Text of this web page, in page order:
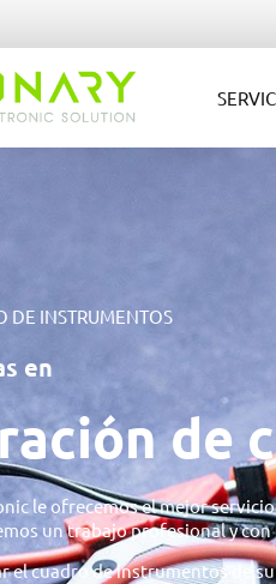
DE INSTRUMENTOS
en
de
le ofrecemos el mejor
un trabajo profesional y
el cuadro de instrumentos de